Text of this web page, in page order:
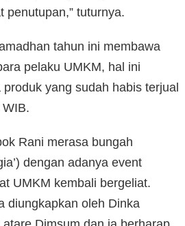
penutupan,” tuturnya.
tahun ini membawa
pelaku UMKM, hal ini
yang sudah habis terjual
Rani merasa bungah
dengan adanya event
UMKM kembali bergeliat.
diungkapkan oleh Dinka